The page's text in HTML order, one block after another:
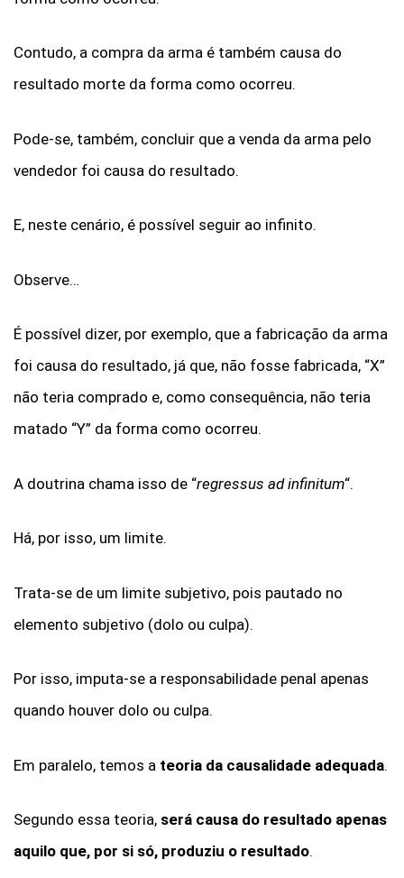
Contudo, a compra da arma é também causa do
resultado morte da forma como ocorreu.
Pode-se, também, concluir que a venda da arma pelo
vendedor foi causa do resultado.
E, neste cenário, é possível seguir ao infinito.
Observe…
É possível dizer, por exemplo, que a fabricação da arma
foi causa do resultado, já que, não fosse fabricada, “X”
não teria comprado e, como consequência, não teria
matado “Y” da forma como ocorreu.
A doutrina chama isso de “regressus ad infinitum“.
Há, por isso, um limite.
Trata-se de um limite subjetivo, pois pautado no
elemento subjetivo (dolo ou culpa).
Por isso, imputa-se a responsabilidade penal apenas
quando houver dolo ou culpa.
Em paralelo, temos a teoria da causalidade adequada.
Segundo essa teoria, será causa do resultado apenas
aquilo que, por si só, produziu o resultado.